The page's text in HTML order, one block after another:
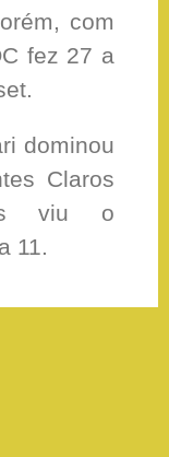
com
fez 27 a
dominou
Claros
viu o
11.